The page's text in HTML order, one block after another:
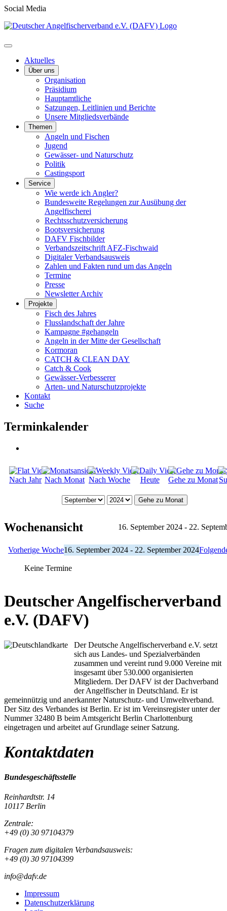
Social Media
Aktuelles
Über uns
Organisation
Präsidium
Hauptamtliche
Satzungen, Leitlinien und Berichte
Unsere Mitgliedsverbände
Themen
Angeln und Fischen
Jugend
Gewässer- und Naturschutz
Politik
Castingsport
Service
Wie werde ich Angler?
Bundesweite Regelungen zur Ausübung der
Angelfischerei
Rechtsschutzversicherung
Bootsversicherung
DAFV Fischbilder
Verbandszeitschrift AFZ-Fischwaid
Digitaler Verbandsausweis
Zahlen und Fakten rund um das Angeln
Termine
Presse
Newsletter Archiv
Projekte
Fisch des Jahres
Flusslandschaft der Jahre
Kampagne #gehangeln
Angeln in der Mitte der Gesellschaft
Kormoran
CATCH & CLEAN DAY
Catch & Cook
Gewässer-Verbesserer
Arten- und Naturschutzprojekte
Kontakt
Suche
Terminkalender
Nach Jahr Nach Monat Nach Woche Heute Gehe zu Monat
Gehe zu Monat
Wochenansicht 16. September 2024 - 22.
Vorherige Woche16. September 2024 - 22. September 2024
Keine Termine
Deutscher Angelfischerverband
e.V. (DAFV)
Der Deutsche Angelfischerverband e.V. setzt
sich aus Landes- und Spezialverbänden
zusammen und vereint rund 9.000 Vereine mit
insgesamt über 530.000 organisierten
Mitgliedern. Der DAFV ist der Dachverband
der Angelfischer in Deutschland. Er ist
gemeinnützig und anerkannter Naturschutz- und Umweltverband.
Der Sitz des Verbandes ist Berlin. Er ist im Vereinsregister unter der
Nummer 32480 B beim Amtsgericht Berlin Charlottenburg
eingetragen und arbeitet auf Grundlage seiner Satzung.
Kontaktdaten
Bundesgeschäftsstelle
Reinhardtstr. 14
10117 Berlin
Zentrale:
+49 (0) 30 97104379
Fragen zum digitalen Verbandsausweis:
+49 (0) 30 97104399
info@dafv.de
Impressum
Datenschutzerklärung